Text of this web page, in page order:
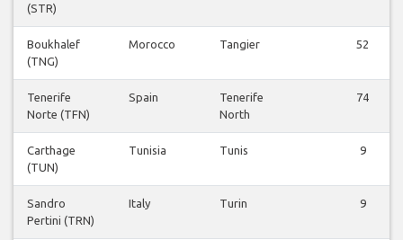
(STR)
Boukhalef
(TNG)
Morocco Tangier 52
Tenerife
Norte (TFN)
Spain
Tenerife
North
74
Carthage
(TUN)
Tunisia Tunis 9
Sandro
Pertini (TRN)
Italy Turin 9